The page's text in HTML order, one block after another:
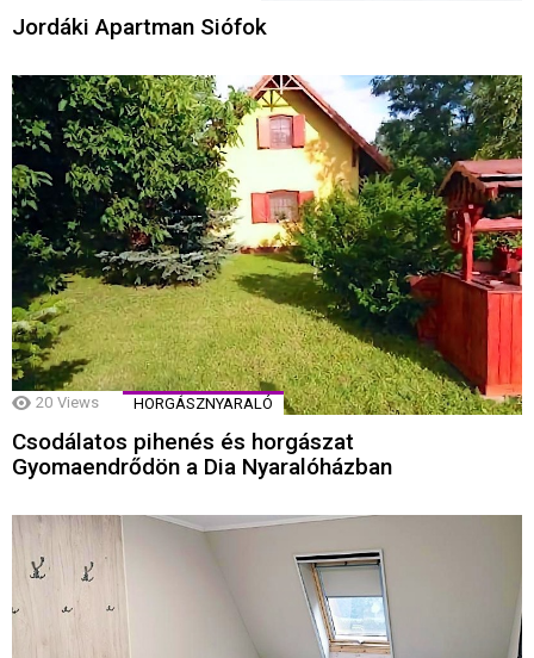
Jordáki Apartman Siófok
20 Views HORGÁSZNYARALÓ
Csodálatos pihenés és horgászat
Gyomaendrődön a Dia Nyaralóházban